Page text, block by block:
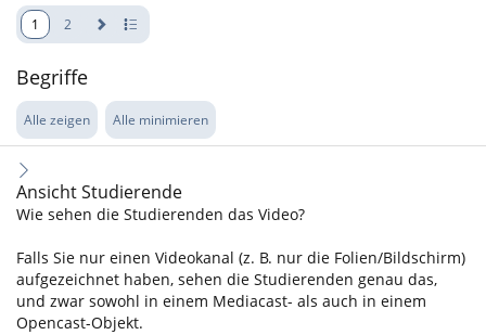
1 2
Begriffe
Alle zeigen Alle minimieren
Ansicht Studierende
Wie sehen die Studierenden das Video?
Falls Sie nur einen Videokanal (z. B. nur die Folien/Bildschirm)
aufgezeichnet haben, sehen die Studierenden genau das,
und zwar sowohl in einem Mediacast- als auch in einem
Opencast-Objekt.